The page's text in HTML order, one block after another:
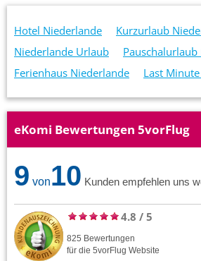
Hotel Niederlande
Kurzurlaub
Niederlande Urlaub
Ferienhaus Niederlande
Last
eKomi Bewertungen 5vorFlug
9 von10 Kunden empfehlen uns
4.8 / 5
825 Bewertungen
für die 5vorFlug Website